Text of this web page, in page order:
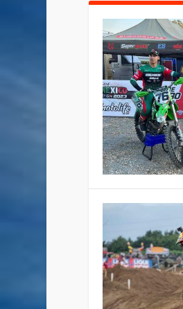
VIDEO:
Publicado porStaff